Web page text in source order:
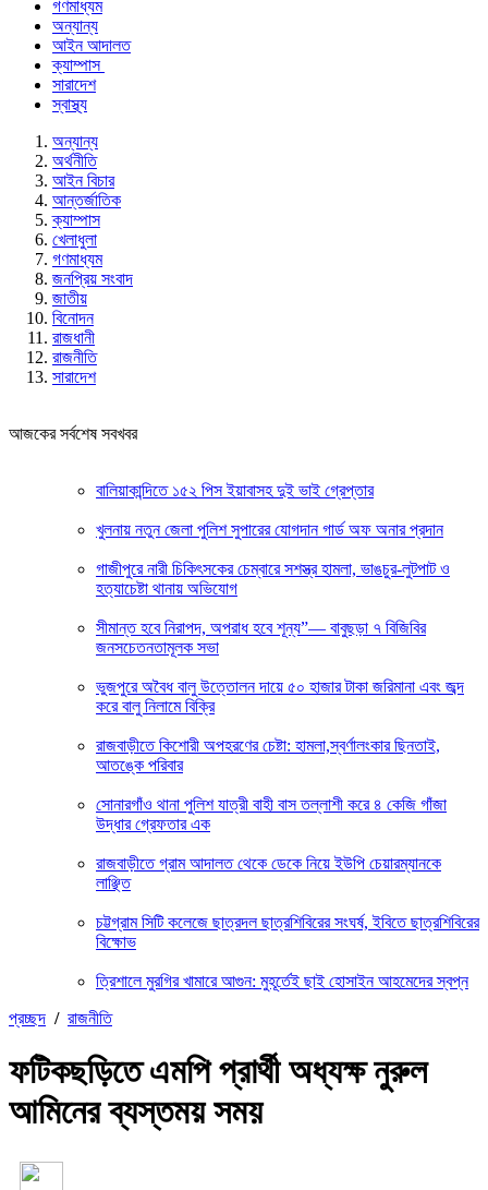
গণমাধ্যম
অন্যান্য
আইন আদালত
ক্যাম্পাস
সারাদেশ
স্বাস্থ্য
অন্যান্য
অর্থনীতি
আইন বিচার
আন্তর্জাতিক
ক্যাম্পাস
খেলাধুলা
গণমাধ্যম
জনপ্রিয় সংবাদ
জাতীয়
বিনোদন
রাজধানী
রাজনীতি
সারাদেশ
আজকের সর্বশেষ সবখবর
বালিয়াকান্দিতে ১৫২ পিস ইয়াবাসহ দুই ভাই গ্রেপ্তার
খুলনায় নতুন জেলা পুলিশ সুপারের যোগদান গার্ড অফ অনার প্রদান
গাজীপুরে নারী চিকিৎসকের চেম্বারে সশস্ত্র হামলা, ভাঙচুর-লুটপাট ও
হত্যাচেষ্টা থানায় অভিযোগ
সীমান্ত হবে নিরাপদ, অপরাধ হবে শূন্য”— বাবুছড়া ৭ বিজিবির
জনসচেতনতামূলক সভা
ভুজপুরে অবৈধ বালু উত্তোলন দায়ে ৫০ হাজার টাকা জরিমানা এবং জব্দ
করে বালু নিলামে বিক্রি
রাজবাড়ীতে কিশোরী অপহরণের চেষ্টা: হামলা,স্বর্ণালংকার ছিনতাই,
আতঙ্কে পরিবার
সোনারগাঁও থানা পুলিশ যাত্রী বাহী বাস তল্লাশী করে ৪ কেজি গাঁজা
উদ্ধার গ্রেফতার এক
রাজবাড়ীতে গ্রাম আদালত থেকে ডেকে নিয়ে ইউপি চেয়ারম্যানকে
লাঞ্ছিত
চট্টগ্রাম সিটি কলেজে ছাত্রদল ছাত্রশিবিরের সংঘর্ষ, ইবিতে ছাত্রশিবিরের
বিক্ষোভ
ত্রিশালে মুরগির খামারে আগুন: মুহূর্তেই ছাই হোসাইন আহমেদের স্বপ্ন
প্রচ্ছদ / রাজনীতি
ফটিকছড়িতে এমপি প্রার্থী অধ্যক্ষ নুরুল
আমিনের ব্যস্তময় সময়